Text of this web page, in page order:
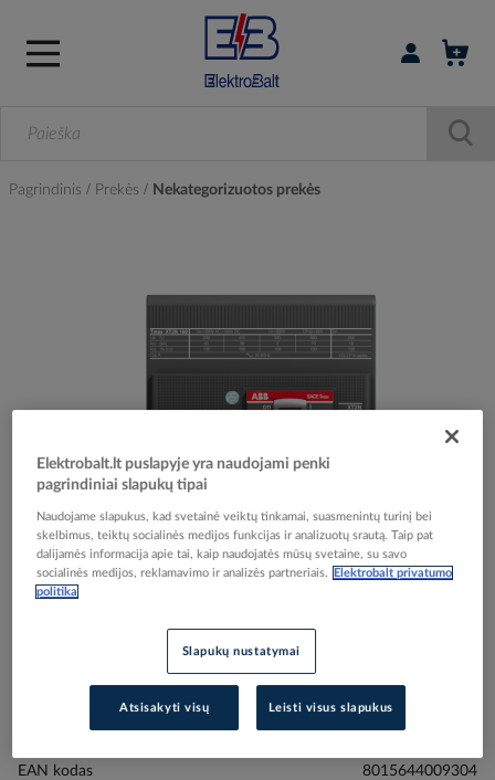
Prisijungti /
Pagrindinis Prekės Nekategorizuotos prekės
gallery
gallery
XT2N160 TMD In3,2A Im32A 4P AUT.JUNG - ABB
(pavadinimas tikslinamas)
EAN kodas
8015644009304
Elektrobalt.lt puslapyje yra naudojami penki
pagrindiniai slapukų tipai
Naudojame slapukus, kad svetainė veiktų tinkamai, suasmenintų turinį bei
skelbimus, teiktų socialinės medijos funkcijas ir analizuotų srautą. Taip pat
dalijamės informacija apie tai, kaip naudojatės mūsų svetaine, su savo
socialinės medijos, reklamavimo ir analizės partneriais.
Elektrobalt privatumo
politika
Slapukų nustatymai
Atsisakyti visų Leisti visus slapukus